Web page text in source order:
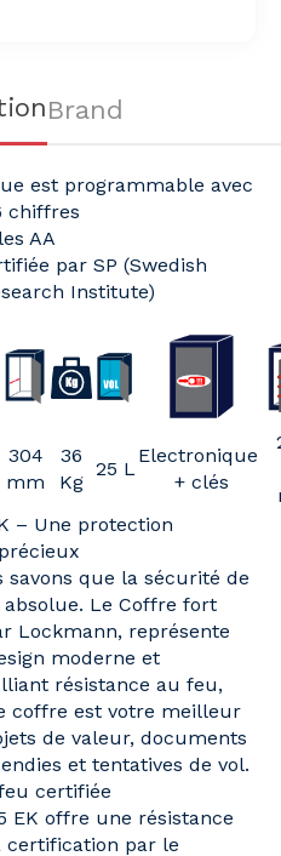
Brand
est programmable avec
chiffres
AA
par SP (Swedish
Institute)
304
mm
36
Kg
25 L
Electronique
+ clés
– Une protection
savons que la sécurité de
Le Coffre fort
Lockmann, représente
moderne et
résistance au feu,
coffre est votre meilleur
de valeur, documents
et tentatives de vol.
certifiée
EK offre une résistance
certification par le